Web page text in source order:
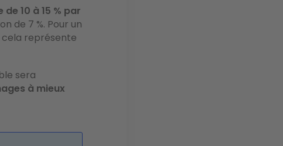
10 à 15 % par
de 7 %. Pour un
cela représente
sera
à mieux